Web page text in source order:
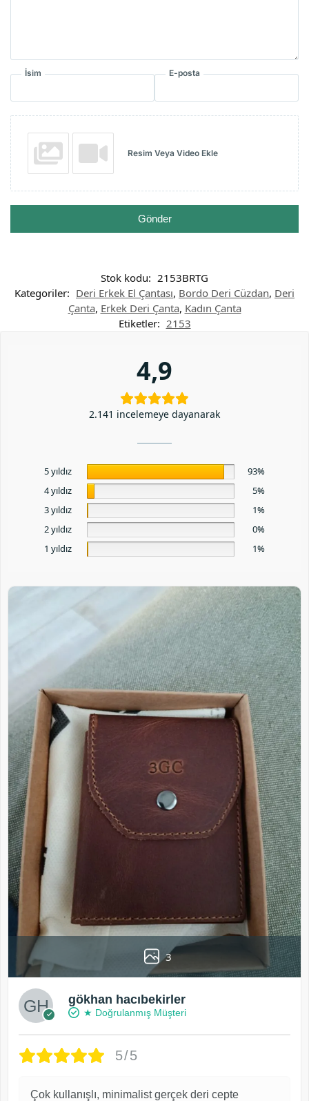
İsim E-posta
Resim Veya Video Ekle
Gönder
Stok kodu: 2153BRTG
Kategoriler: Deri Erkek El Çantası, Bordo Deri Cüzdan, Deri
Çanta, Erkek Deri Çanta, Kadın Çanta
Etiketler: 2153
4,9
2.141 incelemeye dayanarak
5 yıldız
93%
4 yıldız
5%
3 yıldız
1%
2 yıldız
0%
1 yıldız
1%
3
gökhan hacıbekirler
★ Doğrulanmış Müşteri
5/5
Çok kullanışlı, minimalist gerçek deri cepte